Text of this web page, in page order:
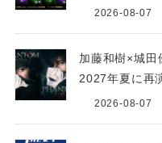
2026-08-07
加藤和樹×城田
2027年夏に再
2026-08-07